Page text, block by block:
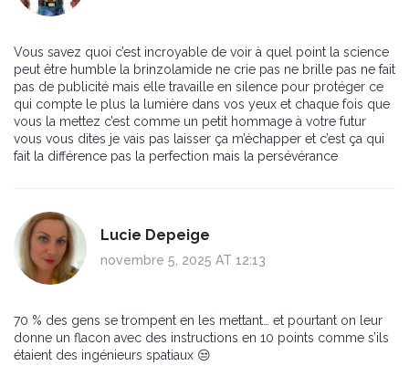
Vous savez quoi c’est incroyable de voir à quel point la science
peut être humble la brinzolamide ne crie pas ne brille pas ne fait
pas de publicité mais elle travaille en silence pour protéger ce
qui compte le plus la lumière dans vos yeux et chaque fois que
vous la mettez c’est comme un petit hommage à votre futur
vous vous dites je vais pas laisser ça m’échapper et c’est ça qui
fait la différence pas la perfection mais la persévérance
Lucie Depeige
novembre 5, 2025 AT 12:13
70 % des gens se trompent en les mettant… et pourtant on leur
donne un flacon avec des instructions en 10 points comme s’ils
étaient des ingénieurs spatiaux 😒